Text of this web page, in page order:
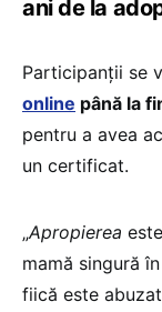
ani de la
Participanții se
online până la
pentru a avea
un certificat.
„Apropierea
mamă singură
fiică este